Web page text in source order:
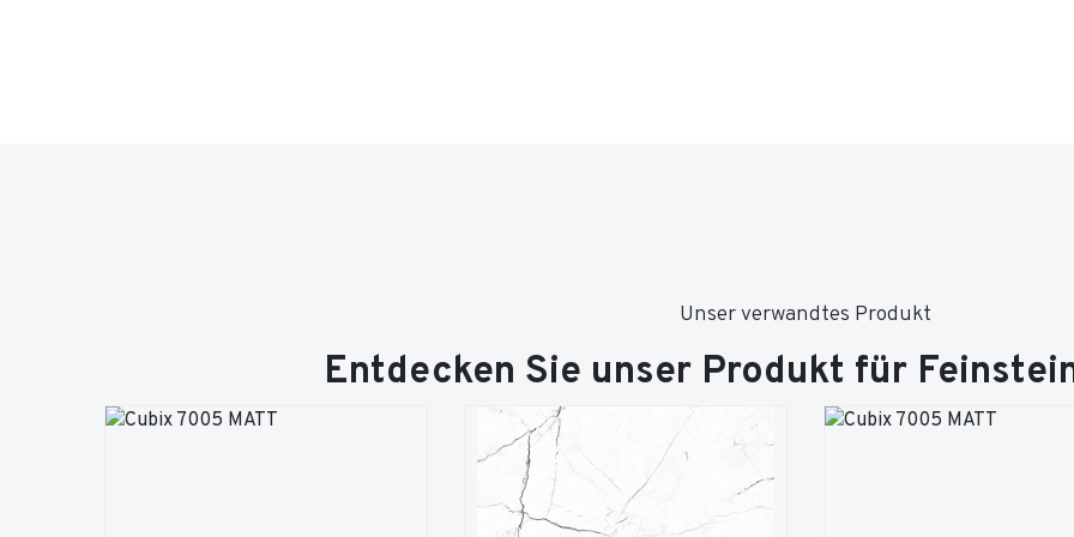
Unser verwandtes Produkt
Entdecken Sie unser Produkt für